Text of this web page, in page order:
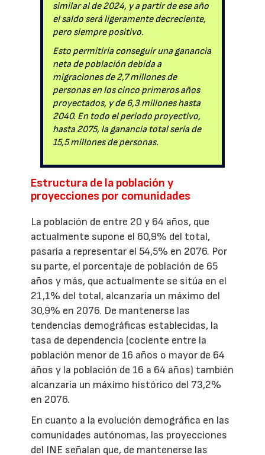
similar al de 2024, y a partir de ese año
el saldo será ligeramente decreciente,
pero siempre positivo.
Esto permitiría conseguir una ganancia
neta de población debida a
migraciones de 2,7 millones de
personas en los cinco primeros años
proyectados, y de 6,3 millones hasta
2040. En todo el periodo proyectivo,
hasta 2075, la ganancia total sería de
15,5 millones de personas.
Estructura de la población y
proyecciones por comunidades
La población de entre 20 y 64 años, que
actualmente supone el 60,9% del total,
pasaría a representar el 54,5% en 2076. Por
su parte, el porcentaje de población de 65
años y más, que actualmente se sitúa en el
21,1% del total, alcanzaría un máximo del
30,9% en 2076. De mantenerse las
tendencias demográficas establecidas, la
tasa de dependencia (cociente entre la
población menor de 16 años o mayor de 64
años y la población de 16 a 64 años) también
alcanzaría un máximo histórico del 73,2%
en 2076.
En cuanto a la evolución demográfica en las
comunidades autónomas, las proyecciones
del INE señalan que, de mantenerse las